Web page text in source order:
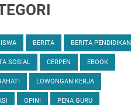
BERITA BERITA PENDIDIKAN
SOSIAL CERPEN EBOOK
LOWONGAN KERJA
OPINI PENA GURU